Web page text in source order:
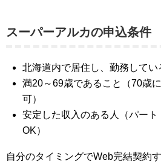
スーパーアルカの申込条件
北海道内で居住し、勤務してい
満20～69歳であること（70歳
可）
安定した収入のある人（パー
OK）
自分のタイミングでWeb完結契約